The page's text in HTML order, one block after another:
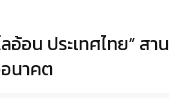
อน ประเทศไทย” สาน
นาคต